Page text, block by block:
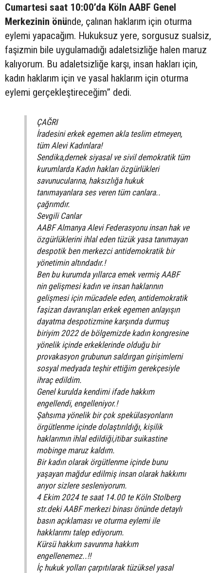
Cumartesi saat 10:00’da Köln AABF Genel
Merkezinin önünde, çalınan haklarım için oturma
eylemi yapacağım. Hukuksuz yere, sorgusuz sualsiz,
faşizmin bile uygulamadığı adaletsizliğe halen maruz
kalıyorum. Bu adaletsizliğe karşı, insan hakları için,
kadın haklarım için ve yasal haklarım için oturma
eylemi gerçekleştireceğim” dedi.
ÇAĞRI
İradesini erkek egemen akla teslim etmeyen,
tüm Alevi Kadınlara!
Sendika,dernek siyasal ve sivil demokratik tüm
kurumlarda Kadın hakları özgürlükleri
savunucularına, haksızlığa hukuk
tanımayanlara ses veren tüm canlara..
çağrımdır.
Sevgili Canlar
AABF Almanya Alevi Federasyonu insan hak ve
özgürlüklerini ihlal eden tüzük yasa tanımayan
despotik ben merkezci antidemokratik bir
yönetimin altındadır.!
Ben bu kurumda yıllarca emek vermiş AABF
nin gelişmesi kadın ve insan haklarının
gelişmesi için mücadele eden, antidemokratik
faşizan davranışları erkek egemen anlayışın
dayatma despotizmine karşında durmuş
biriyim 2022 de bölgemizde kadın kongresine
yönelik içinde erkeklerinde olduğu bir
provakasyon grubunun saldırgan girişimlerni
sosyal medyada teşhir ettiğim gerekçesiyle
ihraç edildim.
Genel kurulda kendimi ifade hakkım
engellendi, engelleniyor.!
Şahsıma yönelik bir çok spekülasyonların
örgütlenme içinde dolaştırıldığı, kișilik
haklarımın ihlal edildiği,itibar suikastine
mobinge maruz kaldım.
Bir kadın olarak örgütlenme içinde bunu
yaşayan mağdur edilmiş insan olarak hakkımı
arıyor sizlere sesleniyorum.
4 Ekim 2024 te saat 14.00 te Köln Stolberg
str.deki AABF merkezi binası önünde detaylı
basın açıklaması ve oturma eylemi ile
hakklarımı talep ediyorum.
Kürsü hakkım savunma hakkım
engellenemez..!!
İç hukuk yolları çarpıtılarak tüzüksel yasal